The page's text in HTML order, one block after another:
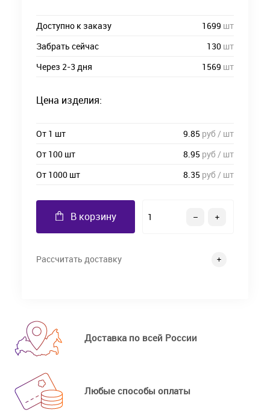
Доступно к заказу 1699 шт
Забрать сейчас
130 шт
Через 2-3 дня
1569 шт
Цена изделия:
От 1 шт 9.85 руб / шт
От 100 шт
8.95 руб / шт
От 1000 шт
8.35 руб / шт
В корзину
Рассчитать доставку
Доставка по всей России
Любые способы оплаты